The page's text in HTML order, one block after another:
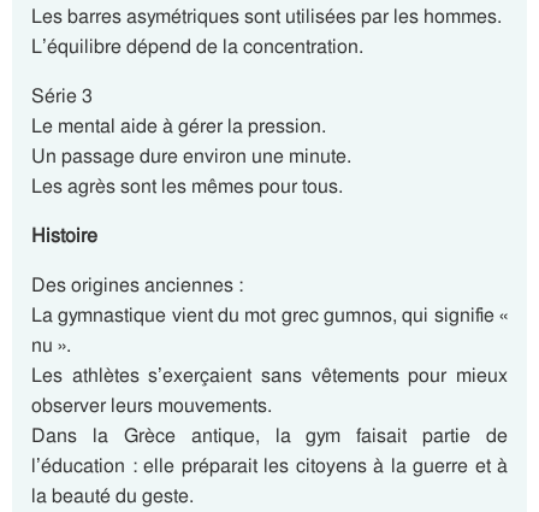
Les barres asymétriques sont utilisées par les hommes.
L’équilibre dépend de la concentration.
Série 3
Le mental aide à gérer la pression.
Un passage dure environ une minute.
Les agrès sont les mêmes pour tous.
Histoire
Des origines anciennes :
La gymnastique vient du mot grec gumnos, qui signifie «
nu ».
Les athlètes s’exerçaient sans vêtements pour mieux
observer leurs mouvements.
Dans la Grèce antique, la gym faisait partie de
l’éducation : elle préparait les citoyens à la guerre et à
la beauté du geste.